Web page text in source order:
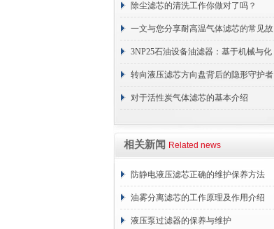
除尘滤芯的清洗工作你做对了吗？
一文与您分享耐高温气体滤芯的常见故
障相应解决方法
3NP25石油设备油滤器：基于机械与化
学协同的油液净化核心
转向液压滤芯方向盘背后的隐形守护者
对于活性炭气体滤芯的基本介绍
相关新闻 Related news
防静电液压滤芯正确的维护保养方法
油雾分离滤芯的工作原理及作用介绍
液压泵过滤器的保养与维护